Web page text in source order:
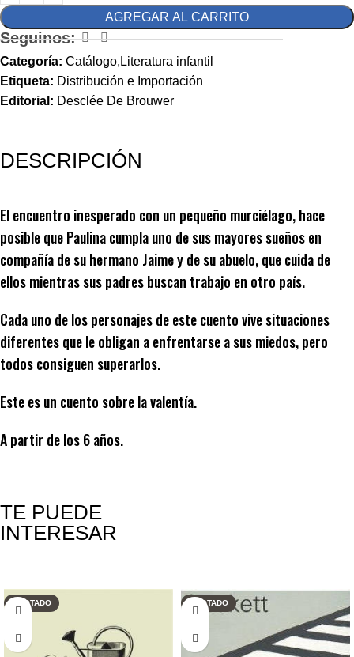
AGREGAR AL CARRITO
Seguinos:
Categoría: Catálogo,Literatura infantil
Etiqueta: Distribución e Importación
Editorial: Desclée De Brouwer
DESCRIPCIÓN
El encuentro inesperado con un pequeño murciélago, hace
posible que Paulina cumpla uno de sus mayores sueños en
compañía de su hermano Jaime y de su abuelo, que cuida de
ellos mientras sus padres buscan trabajo en otro país.
Cada uno de los personajes de este cuento vive situaciones
diferentes que le obligan a enfrentarse a sus miedos, pero
todos consiguen superarlos.
Este es un cuento sobre la valentía.
A partir de los 6 años.
TE PUEDE
INTERESAR
AGOTADO AGOTADO